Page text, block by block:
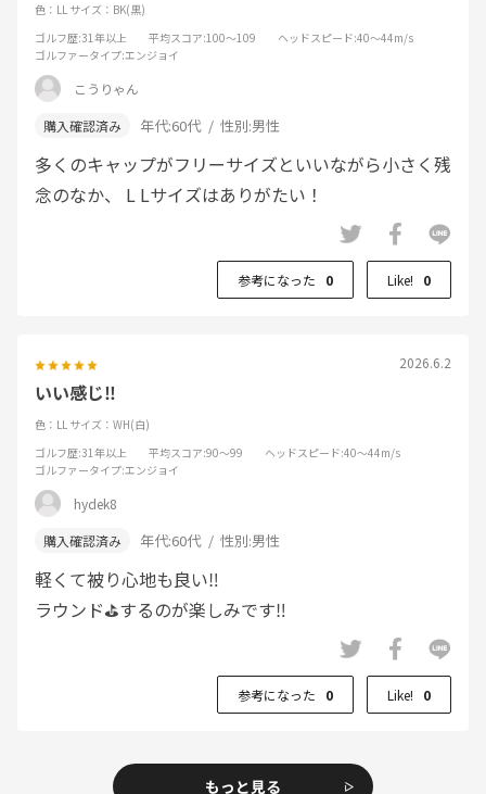
色：LL サイズ：BK(黒)
ゴルフ歴:31年以上 平均スコア:100～109 ヘッドスピード:40～44m/s
ゴルファータイプ:エンジョイ
こうりゃん
年代:60代 性別:男性
多くのキャップがフリーサイズといいながら小さく残
念のなか、 L Lサイズはありがたい！
参考になった 0 Like! 0
2026.6.2
いい感じ‼️
色：LL サイズ：WH(白)
ゴルフ歴:31年以上 平均スコア:90～99 ヘッドスピード:40～44m/s
ゴルファータイプ:エンジョイ
hydek8
年代:60代 性別:男性
軽くて被り心地も良い‼️
ラウンド⛳️するのが楽しみです‼️
参考になった 0 Like! 0
もっと見る